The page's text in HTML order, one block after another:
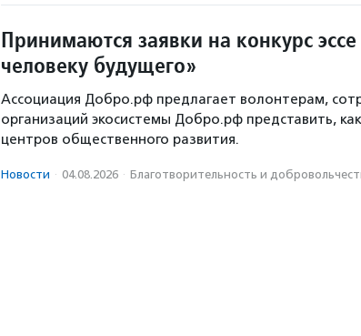
Принимаются заявки на конкурс
человеку будущего»
Ассоциация Добро.рф предлагает волонтерам,
организаций экосистемы Добро.рф представить,
центров общественного развития.
Новости · 04.08.2026 · Благотвори­тель­ность и